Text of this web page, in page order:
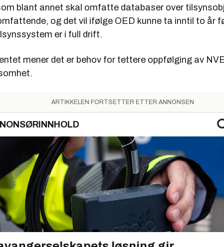
blant annet skal omfatte databaser over
og det vil ifølge OED kunne ta inntil to år
er i full drift.
mener det er behov for tettere oppfølging av
ARTIKKELEN FORTSETTER ETTER ANNONSEN